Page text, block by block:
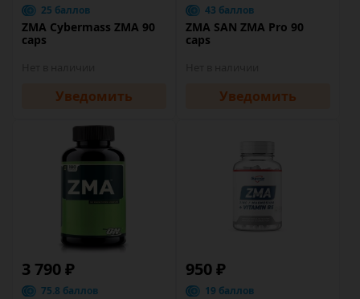
25 баллов
ZMA Cybermass ZMA 90
caps
Уведомить
43 баллов
ZMA SAN ZMA Pro 90
caps
Уведомить
3 790 ₽
75.8 баллов
950 ₽
19 баллов